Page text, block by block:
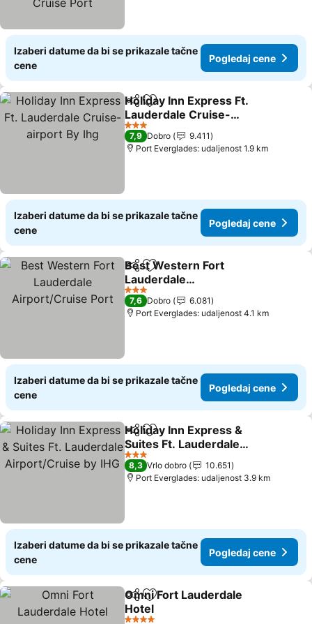
Izaberi datume da bi se prikazale tačne
cene
Pogledaj cene
Deli Dodati u favorite
Holiday Inn Express Ft.
Lauderdale Cruise-
airport By Ihg
3 Zvezdice
7,9 Dobro
9.411
Port Everglades: udaljenost 1.9 km
Izaberi datume da bi se prikazale tačne
cene
Pogledaj cene
Deli Dodati u favorite
Best Western Fort
Lauderdale
Airport/Cruise Port
3 Zvezdice
7,6 Dobro
6.081
Port Everglades: udaljenost 4.1 km
Izaberi datume da bi se prikazale tačne
cene
Pogledaj cene
Deli Dodati u favorite
Holiday Inn Express &
Suites Ft. Lauderdale
Airport/Cruise by IHG
3 Zvezdice
8,3 Vrlo dobro
10.651
Port Everglades: udaljenost 3.9 km
Izaberi datume da bi se prikazale tačne
cene
Pogledaj cene
Deli Dodati u favorite
Omni Fort Lauderdale
Hotel